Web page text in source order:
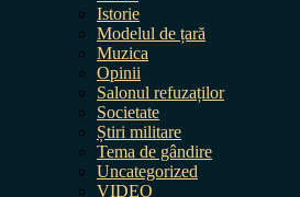
Istorie
Modelul de țară
Muzica
Opinii
Salonul refuzaților
Societate
Știri militare
Tema de gândire
Uncategorized
VIDEO